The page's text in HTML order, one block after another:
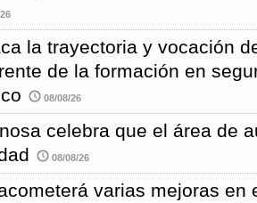
la trayectoria y vocación
de la formación en
08/08/26
celebra que el área de
08/08/26
varias mejoras en